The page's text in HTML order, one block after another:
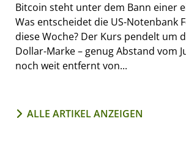
Bitcoin steht unter dem Bann einer
Was entscheidet die US-Notenbank
diese Woche? Der Kurs pendelt um
Dollar-Marke – genug Abstand vom
noch weit entfernt von...
ALLE ARTIKEL ANZEIGEN